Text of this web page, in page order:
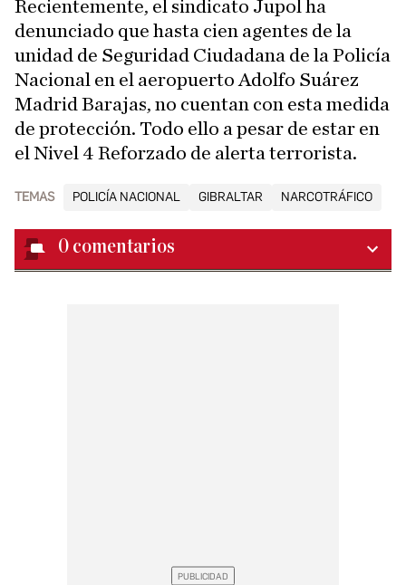
Recientemente, el sindicato Jupol ha
denunciado que hasta cien agentes de la
unidad de Seguridad Ciudadana de la Policía
Nacional en el aeropuerto Adolfo Suárez
Madrid Barajas, no cuentan con esta medida
de protección. Todo ello a pesar de estar en
el Nivel 4 Reforzado de alerta terrorista.
TEMAS POLICÍA NACIONAL GIBRALTAR NARCOTRÁFICO
0 comentarios